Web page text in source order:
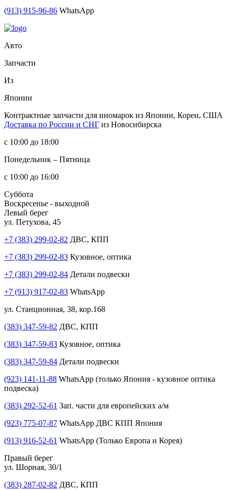
(913) 915-96-86 WhatsApp
Авто
Запчасти
Из
Японии
Контрактные запчасти для иномарок из Японии, Кореи, США
Доставка по России и СНГ из Новосибирска
с 10:00 до 18:00
Понедельник – Пятница
с 10:00 до 16:00
Суббота
Воскресенье - выходной
Левый берег
ул. Петухова, 45
+7 (383) 299-02-82 ДВС, КПП
+7 (383) 299-02-83 Кузовное, оптика
+7 (383) 299-02-84 Детали подвески
+7 (913) 917-02-83 WhatsApp
ул. Станционная, 38, кор.168
(383) 347-59-82 ДВС, КПП
(383) 347-59-83 Кузовное, оптика
(383) 347-59-84 Детали подвески
(923) 141-11-88 WhatsApp (только Япония - кузовное оптика
подвеска)
(383) 292-52-61 Зап. части для европейских а/м
(923) 775-07-87 WhatsApp ДВС КПП Япония
(913) 916-52-61 WhatsApp (Только Европа и Корея)
Правый берег
ул. Шорная, 30/1
(383) 287-02-82 ДВС, КПП